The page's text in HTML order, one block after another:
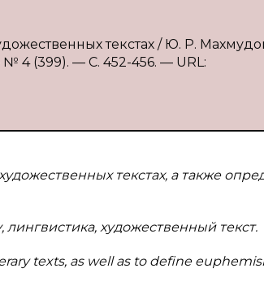
текстах / Ю. Р.
4 (399). — С. 452-456. — URL:
текстах, а также
художественный текст.
texts, as well as to define